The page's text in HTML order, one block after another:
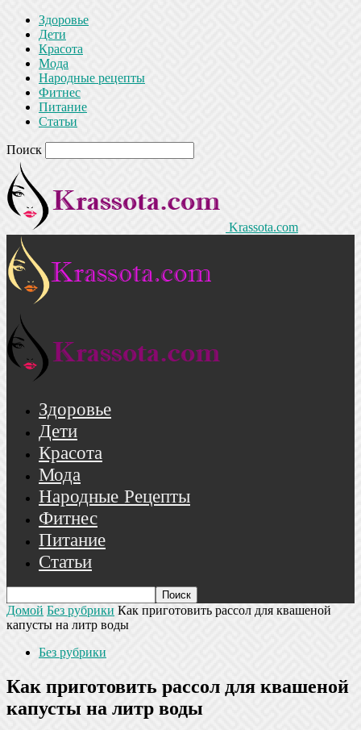
Здоровье
Дети
Красота
Мода
Народные рецепты
Фитнес
Питание
Статьи
Поиск
Krassota.com
Здоровье
Дети
Красота
Мода
Народные Рецепты
Фитнес
Питание
Статьи
Домой Без рубрики Как приготовить рассол для квашеной
капусты на литр воды
Без рубрики
Как приготовить рассол для квашеной
капусты на литр воды